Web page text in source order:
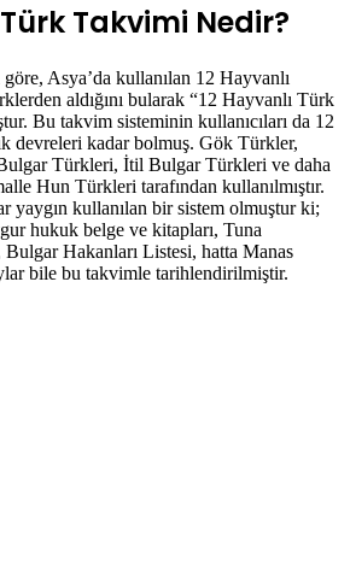
Takvimi Nedir?
göre, Asya’da kullanılan 12 Hayvanlı
aldığını bularak “12 Hayvanlı Türk
Bu takvim sisteminin kullanıcıları da 12
devreleri kadar bolmuş. Gök Türkler,
Türkleri, İtil Bulgar Türkleri ve daha
Hun Türkleri tarafından kullanılmıştır.
yaygın kullanılan bir sistem olmuştur ki;
hukuk belge ve kitapları, Tuna
Bulgar Hakanları Listesi, hatta Manas
bile bu takvimle tarihlendirilmiştir.